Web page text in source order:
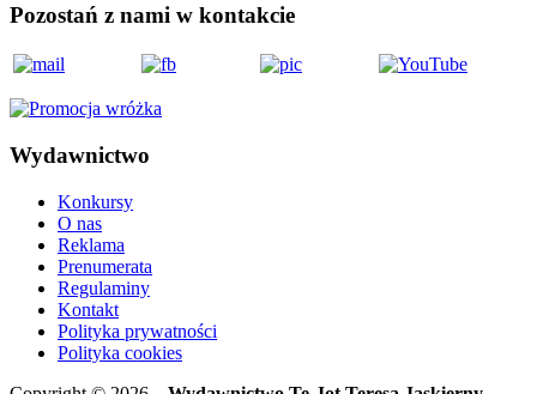
Pozostań z nami w kontakcie
Wydawnictwo
Konkursy
O nas
Reklama
Prenumerata
Regulaminy
Kontakt
Polityka prywatności
Polityka cookies